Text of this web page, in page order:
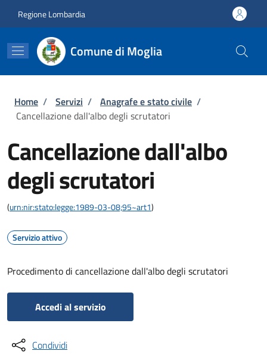
Regione Lombardia
Comune di Moglia
Briciole di pane
Home / Servizi / Anagrafe e stato civile /
Cancellazione dall'albo degli scrutatori
Cancellazione dall'albo
degli scrutatori
(urn:nir:stato:legge:1989-03-08;95~art1)
Servizio attivo
Procedimento di cancellazione dall'albo degli scrutatori
Accedi al servizio
Condividi